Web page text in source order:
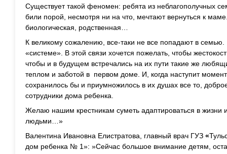
Существует такой феномен: ребята из неблагополучных
били порой, несмотря ни на что, мечтают вернуться к
биологическая, родственная…
К великому сожалению, все-таки не все попадают в семью.
«системе». В этой связи хочется пожелать, чтобы
чтобы и в будущем встречались на их пути такие же
теплом и заботой в первом доме. И, когда наступит
сохранилось бы и приумножилось в их душах все то,
сотрудники дома ребенка.
Желаю нашим крестникам суметь адаптироваться в жизни
людьми…»
Валентина Ивановна Елистратова, главный врач ГУЗ «
дом ребенка № 1»: »Сейчас большое внимание детям,